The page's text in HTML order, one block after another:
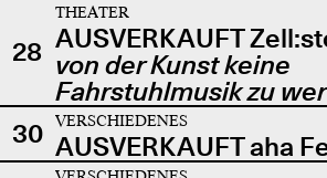
28
THEATER
AUSVERKAUFT
von der Kunst keine
Fahrstuhlmusik zu
30
VERSCHIEDENES
AUSVERKAUFT aha